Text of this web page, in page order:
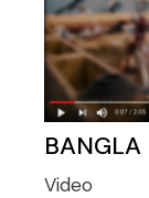
BANGLA
Video